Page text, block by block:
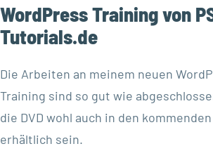
WordPress Training von
Tutorials.de
Die Arbeiten an meinem neuen
Training sind so gut wie
die DVD wohl auch in den
erhältlich sein.